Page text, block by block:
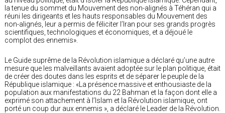
la tenue du sommet du Mouvement des non-alignés à Téhéran qui a
réuni les dirigeants et les hauts responsables du Mouvement des
non-alignés, leur a permis de féliciter l’Iran pour ses grands progrès
scientifiques, technologiques et économiques, et a déjoué le
complot des ennemis».
Le Guide suprême de la Révolution islamique a déclaré qu’une autre
mesure que les malveillants avaient adoptée sur le plan politique, était
de créer des doutes dans les esprits et de séparer le peuple de la
République islamique : «La présence massive et enthousiaste de la
population aux manifestations du 22 Bahman et la façon dont elle a
exprimé son attachement à l’Islam et la Révolution islamique, ont
porté un coup dur aux ennemis », a déclaré le Leader de la Révolution.